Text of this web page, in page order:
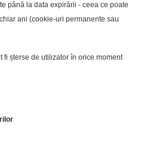
până la data expirării - ceea ce poate
ani (cookie-uri permanente sau
fi șterse de utilizator în orice moment